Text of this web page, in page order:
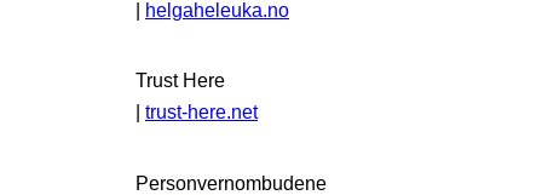
| helgaheleuka.no
Trust Here
trust-here.net
Personvernombudene